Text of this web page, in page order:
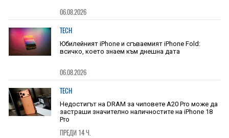
06.08.2026
TECH
Юбилейният iPhone и сгъваемият iPhone Fold:
всичко, което знаем към днешна дата
06.08.2026
TECH
Недостигът на DRAM за чиповете A20 Pro може да
застраши значително наличностите на iPhone 18
Pro
ПРЕДИ 14 Ч.